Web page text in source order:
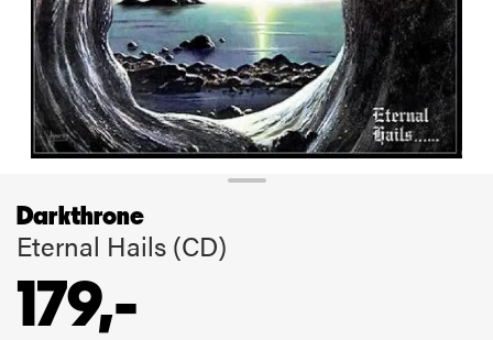
Darkthrone
Eternal Hails (CD)
179,-